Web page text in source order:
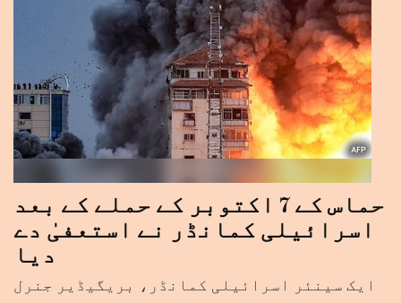
حماس کے 7 اکتوبر کے حملے کے بعد
اسرائیلی کمانڈر نے استعفیٰ دے
دیا
ایک سینئر اسرائیلی کمانڈر، بریگیڈیر جنرل